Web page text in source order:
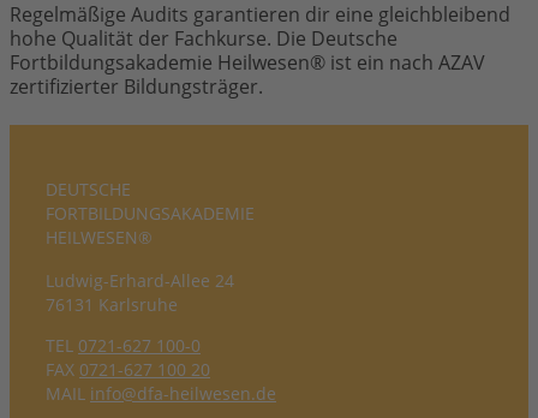
Regelmäßige Audits garantieren dir eine gleichbleibend
hohe Qualität der Fachkurse. Die Deutsche
Fortbildungsakademie Heilwesen® ist ein nach AZAV
zertifizierter Bildungsträger.
DEUTSCHE
FORTBILDUNGS­AKADEMIE
HEILWESEN®
Ludwig-Erhard-Allee 24
76131 Karlsruhe
TEL 0721-627 100-0
FAX 0721-627 100 20
MAIL info@dfa-heilwesen.de